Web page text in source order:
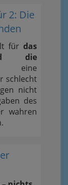
2: Die
für das
die
schlecht
nicht
des
wahren